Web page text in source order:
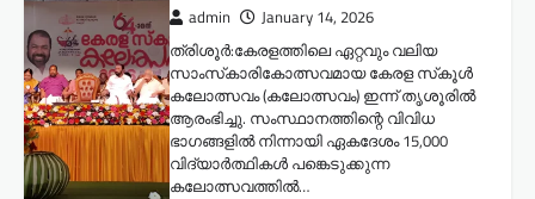
admin January 14, 2026
ത്രിശൂർ:കേരളത്തിലെ ഏറ്റവും വലിയ
സാംസ്‌കാരികോത്സവമായ കേരള സ്‌കൂൾ
കലോത്സവം (കലോത്സവം) ഇന്ന് തൃശൂരിൽ
ആരംഭിച്ചു. സംസ്ഥാനത്തിന്റെ വിവിധ
ഭാഗങ്ങളിൽ നിന്നായി ഏകദേശം 15,000
വിദ്യാർത്ഥികൾ പങ്കെടുക്കുന്ന
കലോത്സവത്തിൽ…